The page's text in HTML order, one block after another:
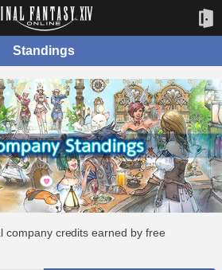
Standings
company credits earned by free